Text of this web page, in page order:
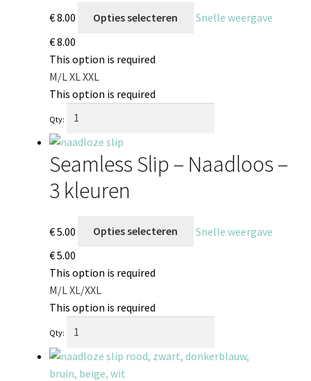
€8.00 Opties selecteren
Snelle weergave
€8.00
This option is required
M/L XL XXL
This option is required
Qty:
Seamless Slip – Naadloos –
3 kleuren
€5.00 Opties selecteren
Snelle weergave
€5.00
This option is required
M/LXL/XXL
This option is required
Qty: